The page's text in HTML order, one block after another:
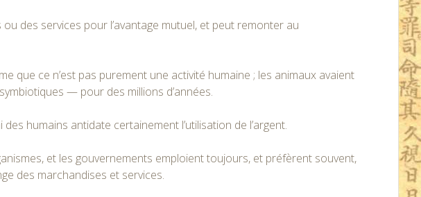
ou des services pour l’avantage mutuel, et peut remonter au
que ce n’est pas purement une activité humaine ; les animaux avaient
— pour des millions d’années.
humains antidate certainement l’utilisation de l’argent.
et les gouvernements emploient toujours, et préfèrent souvent,
des marchandises et services.